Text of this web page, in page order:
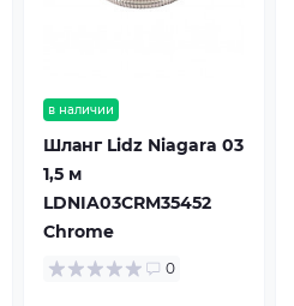
в наличии
Шланг Lidz Niagara 03
1,5 м
LDNIA03CRM35452
Chrome
0